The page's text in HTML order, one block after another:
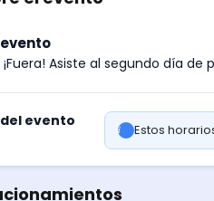
¡Fuera! Asiste al segundo día
evento
Estos